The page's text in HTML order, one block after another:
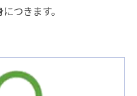
つきます。